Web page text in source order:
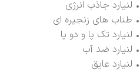
• لنیارد جاذب انرژی
• طناب های زنجیره ای
• لنیارد تک پا و دو پا
• لنیارد ضد آب
• لنیارد عایق